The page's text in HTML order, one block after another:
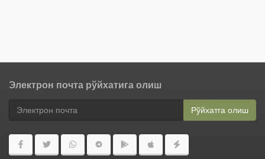
Электрон почта рўйхатига олиш
Рўйхатга олиш